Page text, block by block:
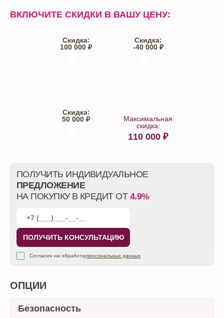
ВКЛЮЧИТЕ СКИДКИ В ВАШУ ЦЕНУ:
Скидка:
100 000 ₽
Скидка:
-40 000 ₽
Скидка:
50 000 ₽
Максимальная
скидка:
110 000 ₽
ПОЛУЧИТЬ ИНДИВИДУАЛЬНОЕ
ПРЕДЛОЖЕНИЕ
НА ПОКУПКУ В КРЕДИТ ОТ 4.9%
ПОЛУЧИТЬ КОНСУЛЬТАЦИЮ
Согласен на обработкуперсональных данных
ОПЦИИ
Безопасность